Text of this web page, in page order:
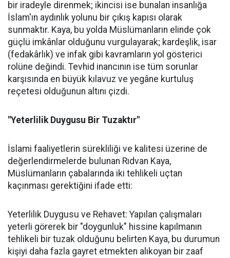
bir iradeyle direnmek; ikincisi ise bunalan insanlığa
İslam'ın aydınlık yolunu bir çıkış kapısı olarak
sunmaktır. Kaya, bu yolda Müslümanların elinde çok
güçlü imkânlar olduğunu vurgulayarak; kardeşlik, isar
(fedakârlık) ve infak gibi kavramların yol gösterici
rolüne değindi. Tevhid inancının ise tüm sorunlar
karşısında en büyük kılavuz ve yegâne kurtuluş
reçetesi olduğunun altını çizdi.
"Yeterlilik Duygusu Bir Tuzaktır"
İslami faaliyetlerin sürekliliği ve kalitesi üzerine de
değerlendirmelerde bulunan Rıdvan Kaya,
Müslümanların çabalarında iki tehlikeli uçtan
kaçınması gerektiğini ifade etti:
Yeterlilik Duygusu ve Rehavet: Yapılan çalışmaları
yeterli görerek bir "doygunluk" hissine kapılmanın
tehlikeli bir tuzak olduğunu belirten Kaya, bu durumun
kişiyi daha fazla gayret etmekten alıkoyan bir zaaf